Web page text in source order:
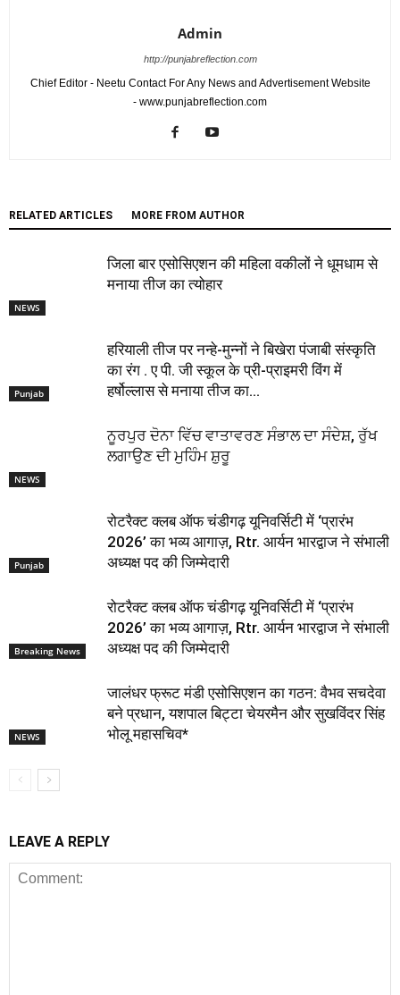
Admin
http://punjabreflection.com
Chief Editor - Neetu Contact For Any News and Advertisement Website
- www.punjabreflection.com
RELATED ARTICLES MORE FROM AUTHOR
NEWS
जिला बार एसोसिएशन की महिला वकीलों ने धूमधाम से
मनाया तीज का त्योहार
Punjab
हरियाली तीज पर नन्हे-मुन्नों ने बिखेरा पंजाबी संस्कृति
का रंग . ए पी. जी स्कूल के प्री-प्राइमरी विंग में
हर्षोल्लास से मनाया तीज का...
NEWS
ਨੂਰਪੁਰ ਦੋਨਾ ਵਿੱਚ ਵਾਤਾਵਰਣ ਸੰਭਾਲ ਦਾ ਸੰਦੇਸ਼, ਰੁੱਖ
ਲਗਾਉਣ ਦੀ ਮੁਹਿੰਮ ਸ਼ੁਰੂ
Punjab
रोटरैक्ट क्लब ऑफ चंडीगढ़ यूनिवर्सिटी में ‘प्रारंभ
2026’ का भव्य आगाज़, Rtr. आर्यन भारद्वाज ने संभाली
अध्यक्ष पद की जिम्मेदारी
Breaking News
रोटरैक्ट क्लब ऑफ चंडीगढ़ यूनिवर्सिटी में ‘प्रारंभ
2026’ का भव्य आगाज़, Rtr. आर्यन भारद्वाज ने संभाली
अध्यक्ष पद की जिम्मेदारी
NEWS
जालंधर फ्रूट मंडी एसोसिएशन का गठन: वैभव सचदेवा
बने प्रधान, यशपाल बिट्टा चेयरमैन और सुखविंदर सिंह
भोलू महासचिव*
LEAVE A REPLY